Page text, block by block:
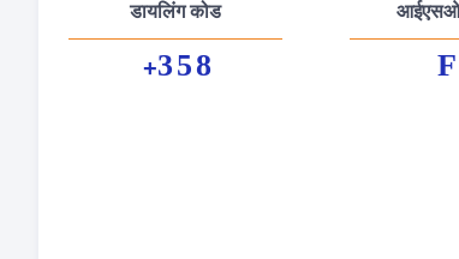
डायलिंग कोड
+358
आईएसओ